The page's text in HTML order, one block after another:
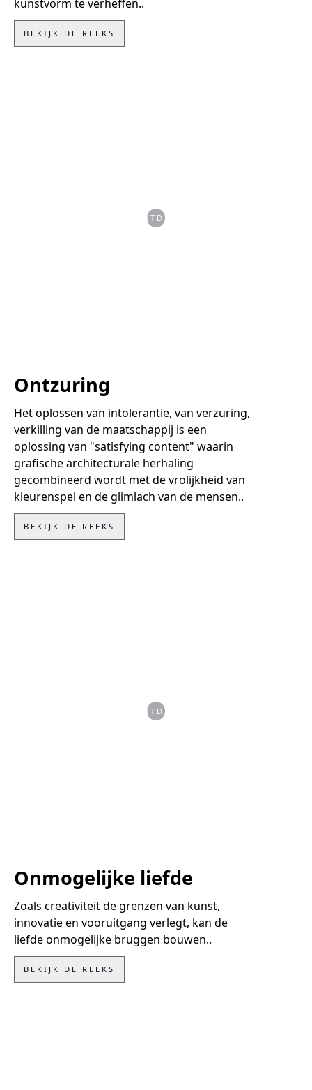
kunstvorm te verheffen..
BEKIJK DE REEKS
ONTDEK
Ontzuring
Het oplossen van intolerantie, van verzuring,
verkilling van de maatschappij is een
oplossing van "satisfying content" waarin
grafische architecturale herhaling
gecombineerd wordt met de vrolijkheid van
kleurenspel en de glimlach van de mensen..
BEKIJK DE REEKS
ONTDEK
Onmogelijke liefde
Zoals creativiteit de grenzen van kunst,
innovatie en vooruitgang verlegt, kan de
liefde onmogelijke bruggen bouwen..
BEKIJK DE REEKS